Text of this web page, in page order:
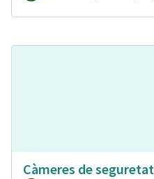
Càmeres de seguretat